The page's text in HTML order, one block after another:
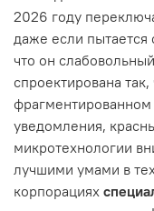
2026 году
даже если пытается
что он
спроектирована
уведомления,
микротехнологии
лучшими умами в
корпорациях